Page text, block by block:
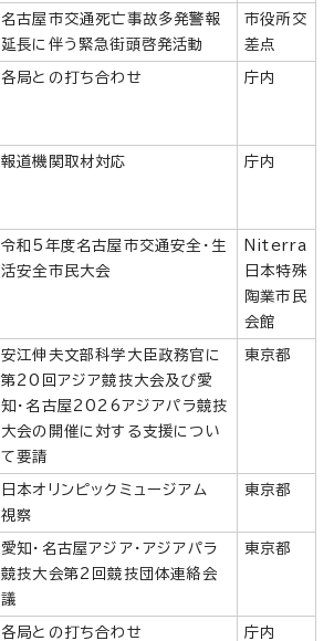
名古屋市交通死亡事故多発警報
延長に伴う緊急街頭啓発活動
市役所交
差点
各局との打ち合わせ 庁内
報道機関取材対応 庁内
令和5年度名古屋市交通安全・生
活安全市民大会
Niterra
日本特殊
陶業市民
会館
安江伸夫文部科学大臣政務官に
第20回アジア競技大会及び愛
知・名古屋2026アジアパラ競技
大会の開催に対する支援につい
て要請
東京都
日本オリンピックミュージアム
視察
東京都
愛知・名古屋アジア・アジアパラ
競技大会第2回競技団体連絡会
議
東京都
各局との打ち合わせ 庁内